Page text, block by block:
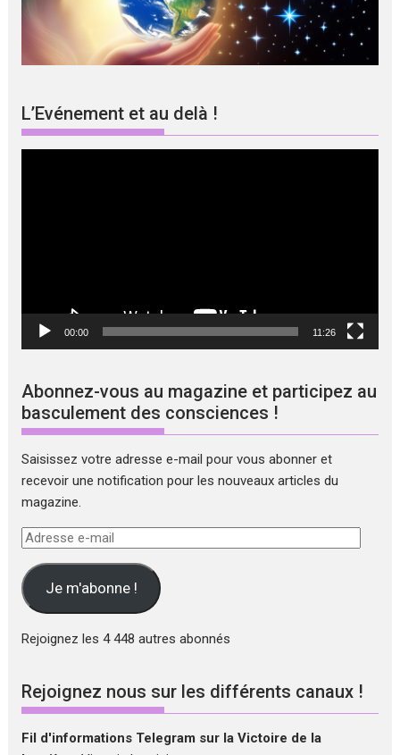
L’Evénement et au delà !
00:00 11:26
Abonnez-vous au magazine et participez au
basculement des consciences !
Saisissez votre adresse e-mail pour vous abonner et
recevoir une notification pour les nouveaux articles du
magazine.
Adresse
mail Je m'abonne !
Rejoignez les 4 448 autres abonnés
Rejoignez nous sur les différents canaux !
Fil d'informations Telegram sur la Victoire de la